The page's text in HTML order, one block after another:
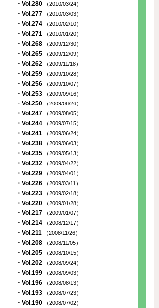
・Vol.280 （2010/03/24）
・Vol.277 （2010/03/03）
・Vol.274 （2010/02/10）
・Vol.271 （2010/01/20）
・Vol.268 （2009/12/30）
・Vol.265 （2009/12/09）
・Vol.262 （2009/11/18）
・Vol.259 （2009/10/28）
・Vol.256 （2009/10/07）
・Vol.253 （2009/09/16）
・Vol.250 （2009/08/26）
・Vol.247 （2009/08/05）
・Vol.244 （2009/07/15）
・Vol.241 （2009/06/24）
・Vol.238 （2009/06/03）
・Vol.235 （2009/05/13）
・Vol.232 （2009/04/22）
・Vol.229 （2009/04/01）
・Vol.226 （2009/03/11）
・Vol.223 （2009/02/18）
・Vol.220 （2009/01/28）
・Vol.217 （2009/01/07）
・Vol.214 （2008/12/17）
・Vol.211 （2008/11/26）
・Vol.208 （2008/11/05）
・Vol.205 （2008/10/15）
・Vol.202 （2008/09/24）
・Vol.199 （2008/09/03）
・Vol.196 （2008/08/13）
・Vol.193 （2008/07/23）
・Vol.190 （2008/07/02）